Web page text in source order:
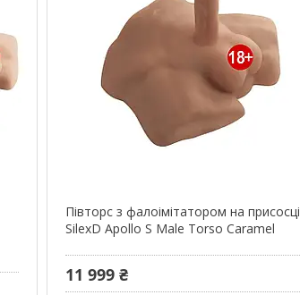
Півторс з фалоімітатором на присосці
SilexD Apollo S Male Torso Caramel
11 999 ₴